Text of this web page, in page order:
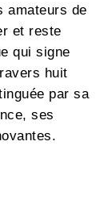
amateurs de
et reste
qui signe
huit
par sa
ses
toujours